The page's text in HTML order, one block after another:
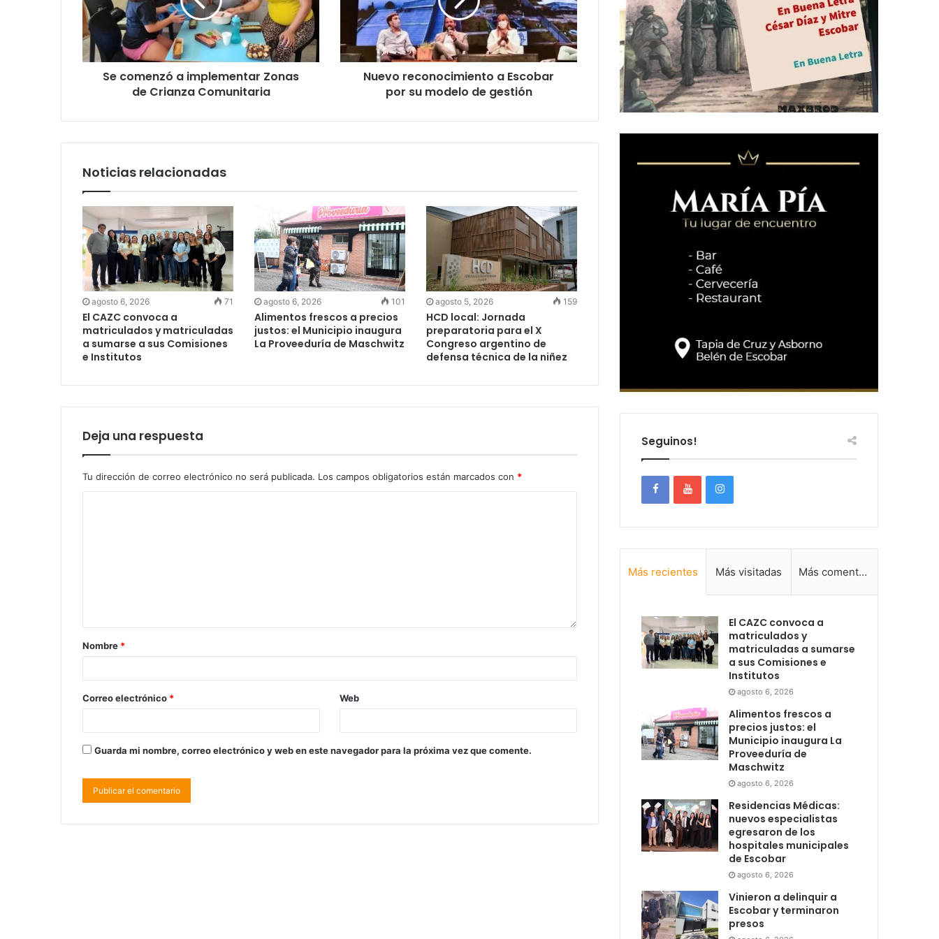
Se comenzó a implementar Zonas
de Crianza Comunitaria
Nuevo reconocimiento a Escobar
por su modelo de gestión
Noticias relacionadas
agosto 6, 2026 71
El CAZC convoca a
matriculados y matriculadas
a sumarse a sus Comisiones
e Institutos
agosto 6, 2026 101
Alimentos frescos a precios
justos: el Municipio inaugura
La Proveeduría de Maschwitz
agosto 5, 2026 159
HCD local: Jornada
preparatoria para el X
Congreso argentino de
defensa técnica de la niñez
Deja una respuesta
Tu dirección de correo electrónico no será publicada. Los campos obligatorios están marcados con *
Nombre *
Correo electrónico * Web
Guarda mi nombre, correo electrónico y web en este navegador para la próxima vez que comente.
Seguinos!
Más recientes Más visitadas Más comentadas
El CAZC convoca a
matriculados y
matriculadas a sumarse
a sus Comisiones e
Institutos
agosto 6, 2026
Alimentos frescos a
precios justos: el
Municipio inaugura La
Proveeduría de
Maschwitz
agosto 6, 2026
Residencias Médicas:
nuevos especialistas
egresaron de los
hospitales municipales
de Escobar
agosto 6, 2026
Vinieron a delinquir a
Escobar y terminaron
presos